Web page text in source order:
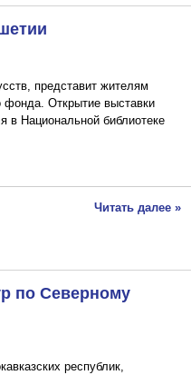
представит жителям
фонда. Открытие выставки
в Национальной библиотеке
Читать далее »
по Северному
республик,